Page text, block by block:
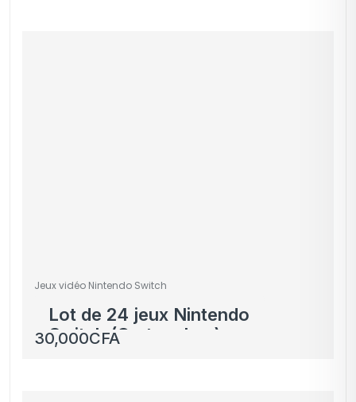
Jeux vidéo Nintendo Switch
Lot de 24 jeux Nintendo
Switch (Cartouches) –
Occasion
30,000CFA